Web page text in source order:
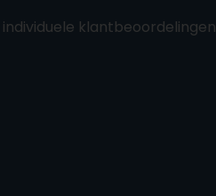
klantbeoordelingen